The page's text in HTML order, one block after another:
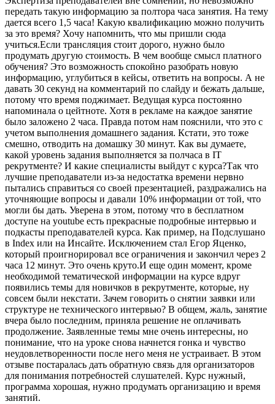
передать такую информацию за полтора часа занятия. На тему
дается всего 1,5 часа! Какую квалификацию можно получить
за это время? Хочу напомнить, что мы пришли сюда
учиться.Если трансляция стоит дорого, нужно было
продумать другую стоимость. В чем вообще смысл платного
обучения? Это возможность спокойно разобрать новую
информацию, углубиться в кейсы, ответить на вопросы. А не
давать 30 секунд на комментарий по слайду и бежать дальше,
потому что время поджимает. Ведущая курса постоянно
напоминала о цейтноте. Хотя в рекламе на каждое занятие
было заложено 2 часа. Правда потом нам пояснили, что это с
учетом выполнения домашнего задания. Кстати, это тоже
смешно, отводить на домашку 30 минут. Как вы думаете,
какой уровень задания выполняется за полчаса в IT
рекрутменте? И какие специалисты выйдут с курса?Так что
лучшие преподаватели из-за недостатка времени нервно
пытались справиться со своей презентацией, раздражались на
уточняющие вопросы и давали 10% информации от той, что
могли бы дать. Уверена в этом, потому что в бесплатном
доступе на youtube есть прекрасные подробные интервью и
подкасты преподавателей курса. Как пример, на Подслушано
в Index или на Инсайте. Исключением стал Егор Яценко,
который проигнорировал все ограничения и закончил через 2
часа 12 минут. Это очень круто.И еще один момент, кроме
необходимой тематической информации на курсе вдруг
появились темы для новичков в рекрутменте, которые, ну
совсем были некстати. Зачем говорить о снятии заявки или
структуре не технического интервью? В общем, жаль, занятие
вчера было последним, приняла решение не оплачивать
продолжение. Заявленные темы мне очень интересны, но
понимание, что на уроке снова начнется гонка и чувство
неудовлетворенности после него меня не устраивает. В этом
отзыве постаралась дать обратную связь для организаторов
для понимания потребностей слушателей. Курс нужный,
программа хорошая, нужно продумать организацию и время
занятий.